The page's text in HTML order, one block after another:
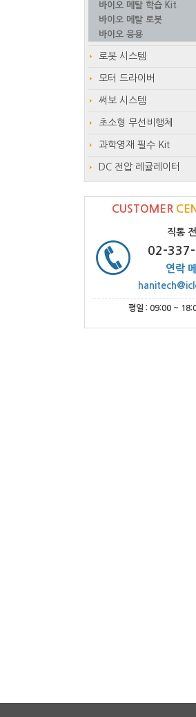
바이오 메탈 학습 Kit
바이오 메탈 로봇
바이오 응용
로봇 시스템
모터 드라이버
써보 시스템
초소형 무선비행체
과학영재 필수 Kit
DC 전압 레귤레이터
CUSTOMER
직통
02-
연락
평일 : 09:00 ~